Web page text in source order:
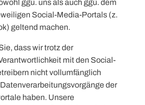
ggü. uns als auch ggü. dem
Social-Media-Portals (z.
geltend machen.
dass wir trotz der
mit den Social-
nicht vollumfänglich
der
haben. Unsere